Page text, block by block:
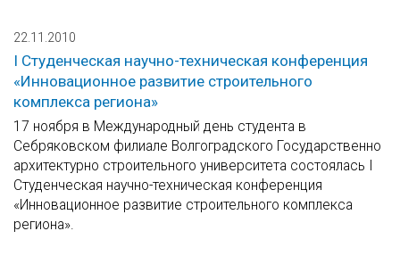
22.11.2010
I Студенческая научно-техническая конференция
«Инновационное развитие строительного
комплекса региона»
17 ноября в Международный день студента в
Себряковском филиале Волгоградского Государственно
архитектурно строительного университета состоялась I
Студенческая научно-техническая конференция
«Инновационное развитие строительного комплекса
региона».